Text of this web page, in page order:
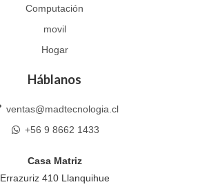
Computación
movil
Hogar
Háblanos
ventas@madtecnologia.cl
+56 9 8662 1433
Casa Matriz
Errazuriz 410 Llanquihue